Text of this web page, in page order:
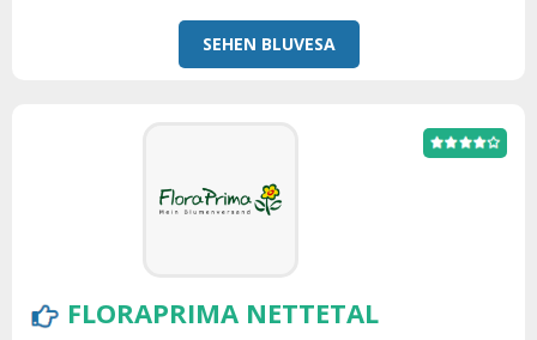
SEHEN BLUVESA
FLORAPRIMA NETTETAL